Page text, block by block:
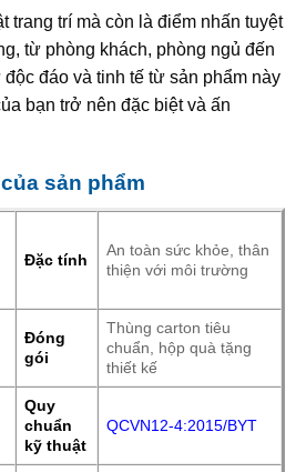
trang trí mà còn là điểm nhấn tuyệt
từ phòng khách, phòng ngủ đến
đáo và tinh tế từ sản phẩm này
bạn trở nên đặc biệt và ấn
sản phẩm
Đặc tính
An toàn sức khỏe, thân
thiện với môi trường
Đóng
gói
Thùng carton tiêu
chuẩn, hộp quà tặng
thiết kế
Quy
chuẩn
kỹ thuật
QCVN12-4:2015/BYT